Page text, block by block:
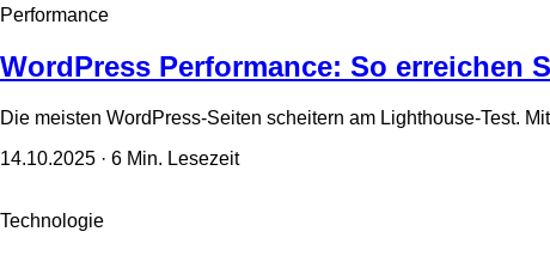
Performance
WordPress Performance: So erreichen
Die meisten WordPress-Seiten scheitern am Lighthouse-Test.
14.10.2025 · 6 Min. Lesezeit
Technologie